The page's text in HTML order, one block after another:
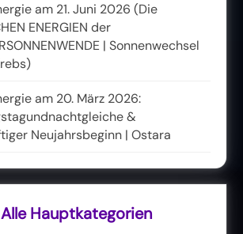
am 21. Juni 2026 (Die
ENERGIEN der
| Sonnenwechsel
am 20. März 2026:
&
Neujahrsbeginn | Ostara
Alle Hauptkategorien